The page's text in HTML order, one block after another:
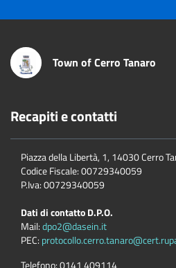
Town of Cerro Tanaro
Recapiti e contatti
Piazza della Libertà, 1, 14030 Cerro
Codice Fiscale: 00729340059
P.Iva: 00729340059
Dati di contatto D.P.O.
Mail:dpo2@dasein.it
PEC:
Telefono:0141 409114